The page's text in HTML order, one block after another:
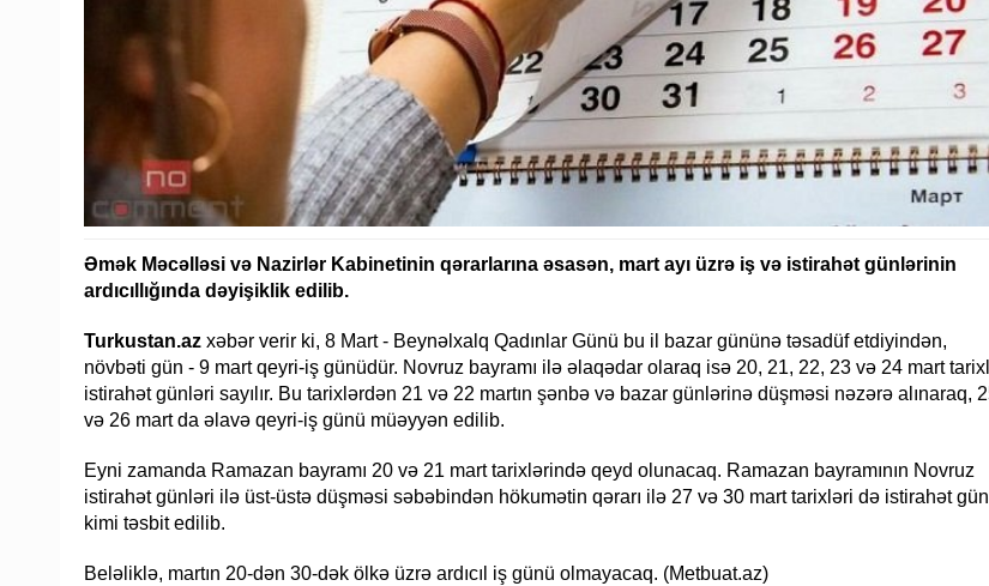
Əmək Məcəlləsi və Nazirlər Kabinetinin qərarlarına əsasən, mart ayı üzrə iş və istirahət günlərinin
ardıcıllığında dəyişiklik edilib.
Turkustan.az xəbər verir ki, 8 Mart - Beynəlxalq Qadınlar Günü bu il bazar gününə təsadüf etdiyindən,
növbəti gün - 9 mart qeyri-iş günüdür. Novruz bayramı ilə əlaqədar olaraq isə 20, 21, 22, 23 və 24 mart
istirahət günləri sayılır. Bu tarixlərdən 21 və 22 martın şənbə və bazar günlərinə düşməsi nəzərə alınaraq,
və 26 mart da əlavə qeyri-iş günü müəyyən edilib.
Eyni zamanda Ramazan bayramı 20 və 21 mart tarixlərində qeyd olunacaq. Ramazan bayramının Novruz
istirahət günləri ilə üst-üstə düşməsi səbəbindən hökumətin qərarı ilə 27 və 30 mart tarixləri də istirahət
kimi təsbit edilib.
Beləliklə, martın 20-dən 30-dək ölkə üzrə ardıcıl iş günü olmayacaq. (Metbuat.az)